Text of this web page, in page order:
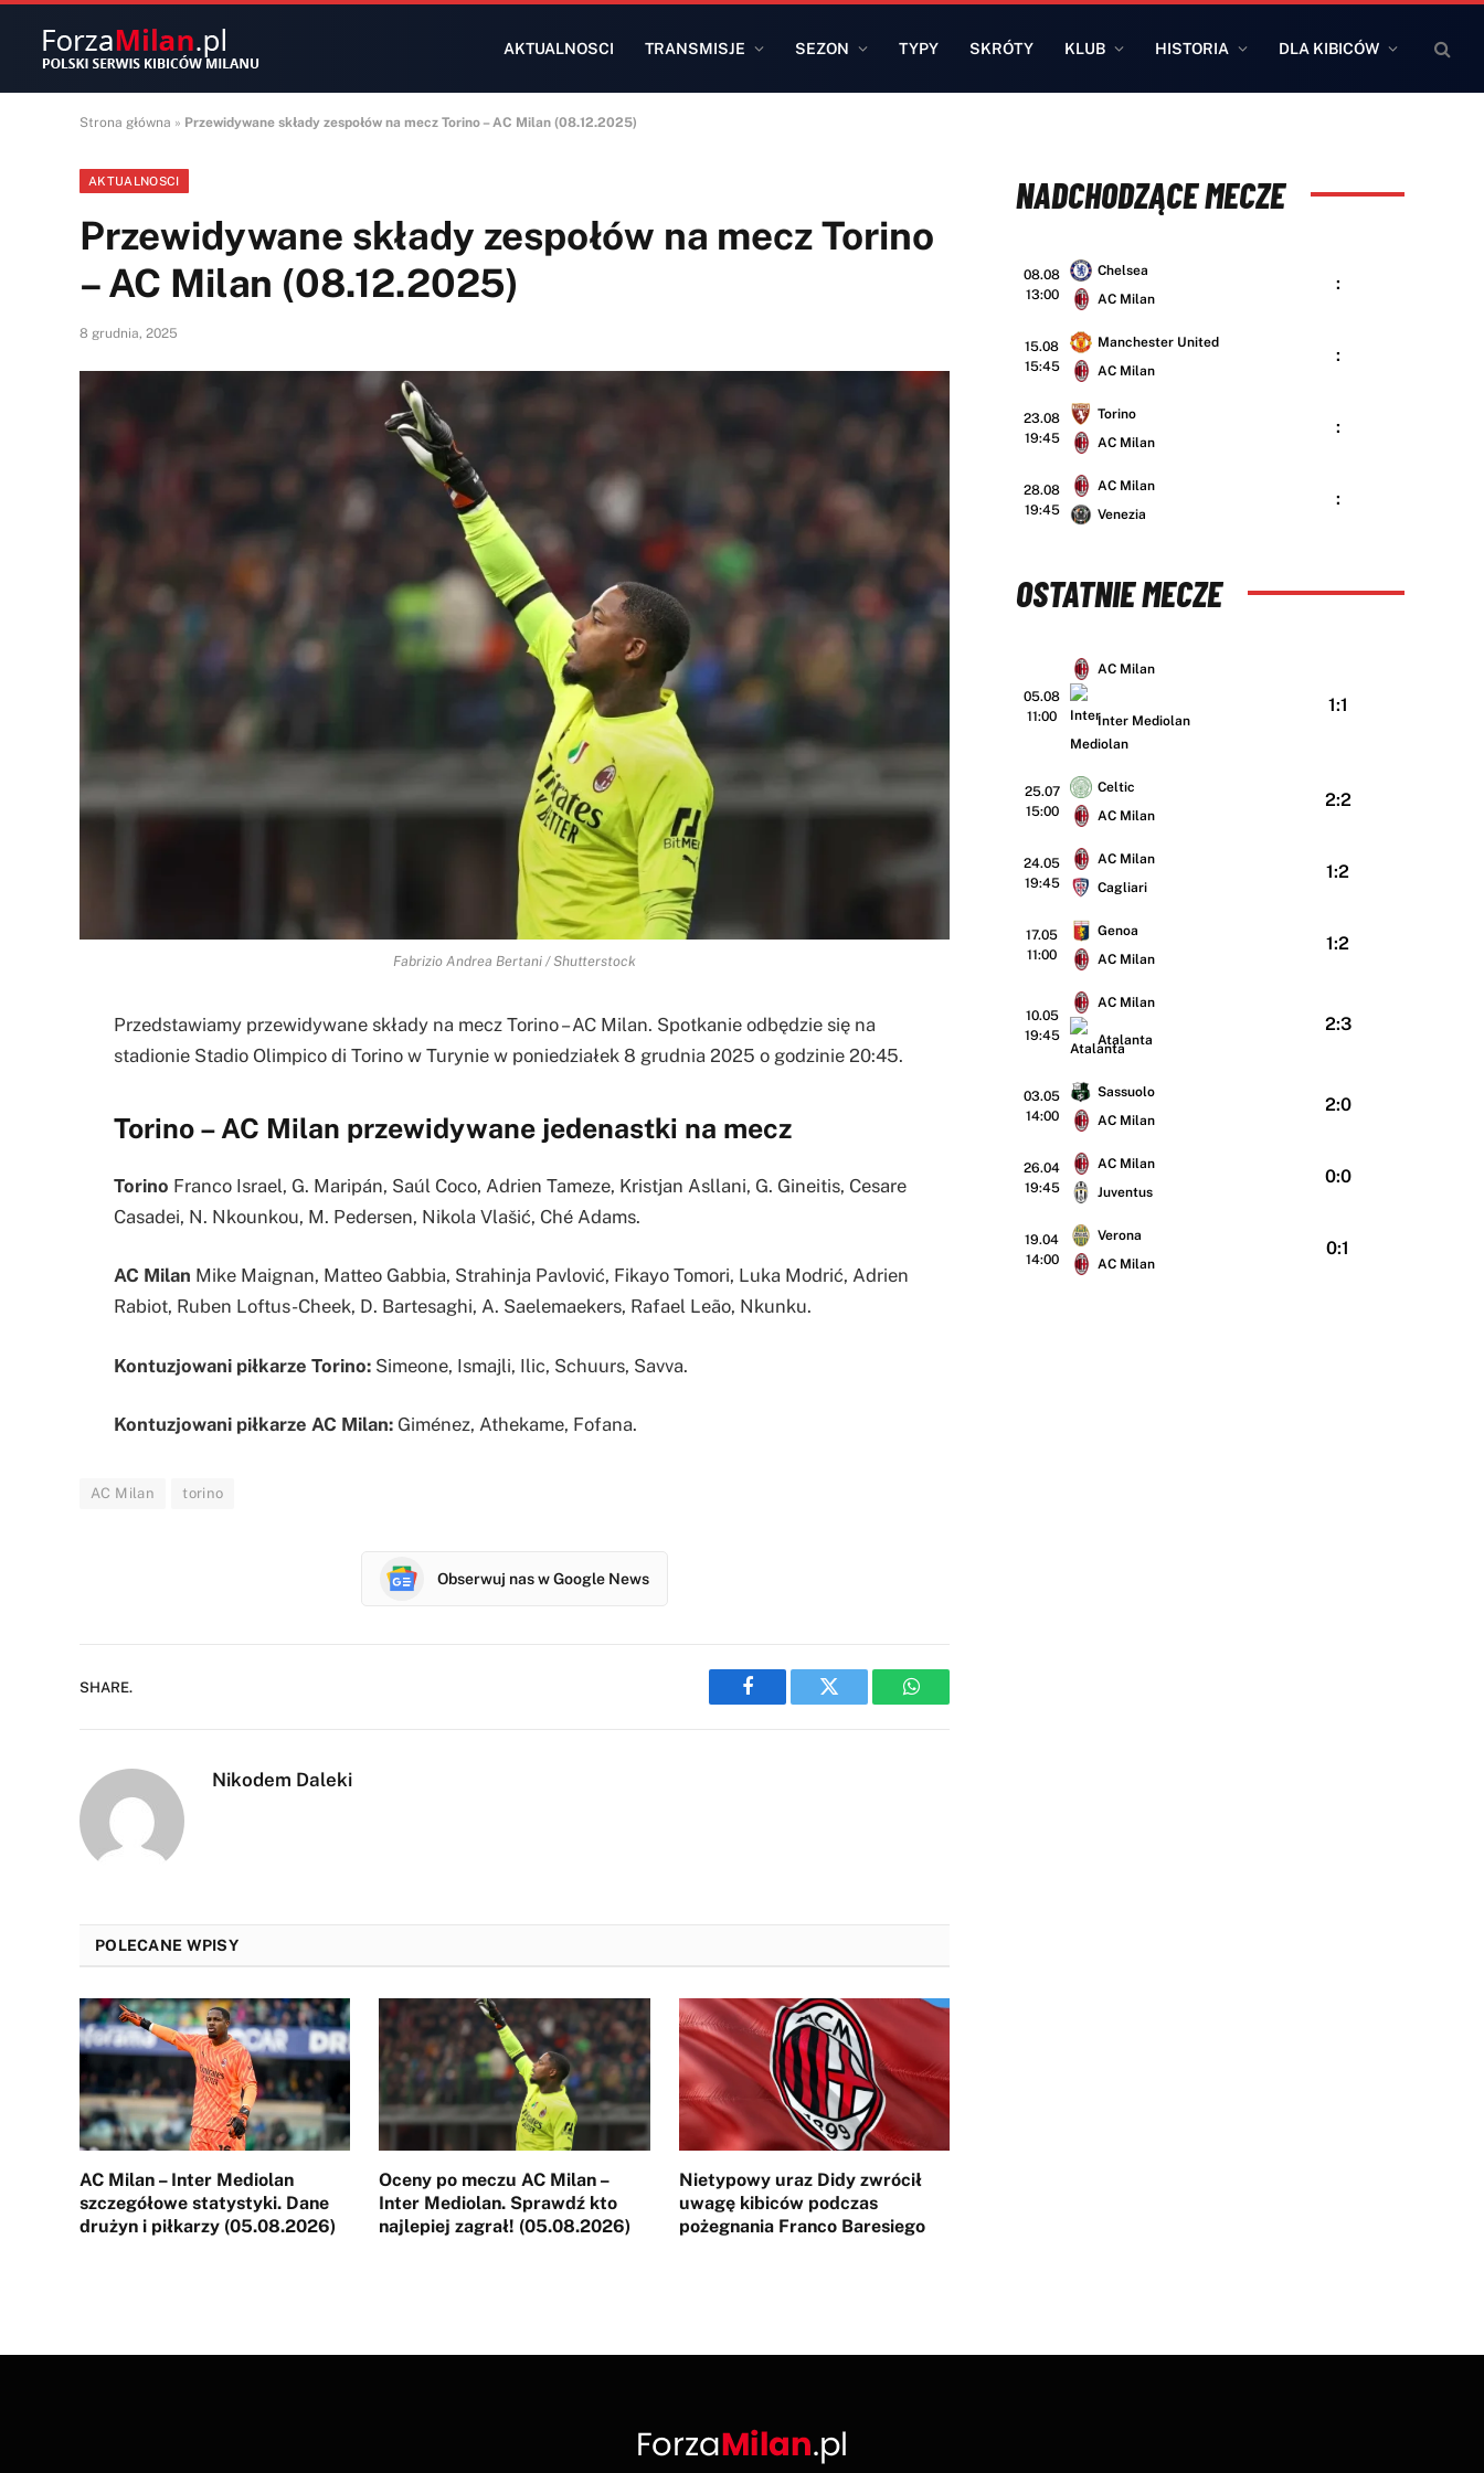
AKTUALNOSCI TRANSMISJE SEZON TYPY SKRÓTY KLUB HISTORIA DLA KIBICÓW
Strona główna » Przewidywane składy zespołów na mecz Torino – AC Milan (08.12.2025)
AKTUALNOSCI
Przewidywane składy zespołów na mecz Torino
– AC Milan (08.12.2025)
8 grudnia, 2025
Fabrizio Andrea Bertani / Shutterstock
Przedstawiamy przewidywane składy na mecz Torino – AC Milan. Spotkanie odbędzie się na
stadionie Stadio Olimpico di Torino w Turynie w poniedziałek 8 grudnia 2025 o godzinie 20:45.
Torino – AC Milan przewidywane jedenastki na mecz
Torino Franco Israel, G. Maripán, Saúl Coco, Adrien Tameze, Kristjan Asllani, G. Gineitis, Cesare
Casadei, N. Nkounkou, M. Pedersen, Nikola Vlašić, Ché Adams.
AC Milan Mike Maignan, Matteo Gabbia, Strahinja Pavlović, Fikayo Tomori, Luka Modrić, Adrien
Rabiot, Ruben Loftus-Cheek, D. Bartesaghi, A. Saelemaekers, Rafael Leão, Nkunku.
Kontuzjowani piłkarze Torino: Simeone, Ismajli, Ilic, Schuurs, Savva.
Kontuzjowani piłkarze AC Milan: Giménez, Athekame, Fofana.
AC Milan torino
Obserwuj nas w Google News
SHARE.
Facebook Twitter WhatsApp
Nikodem Daleki
POLECANE WPISY
AC Milan – Inter Mediolan
szczegółowe statystyki. Dane
drużyn i piłkarzy (05.08.2026)
Oceny po meczu AC Milan –
Inter Mediolan. Sprawdź kto
najlepiej zagrał! (05.08.2026)
Nietypowy uraz Didy zwrócił
uwagę kibiców podczas
pożegnania Franco Baresiego
NADCHODZĄCE MECZE
08.08
13:00
Chelsea
AC Milan
:
15.08
15:45
Manchester United
AC Milan
:
23.08
19:45
Torino
AC Milan
:
28.08
19:45
AC Milan
Venezia
:
OSTATNIE MECZE
05.08
11:00
AC Milan
Inter Mediolan
1:1
25.07
15:00
Celtic
AC Milan
2:2
24.05
19:45
AC Milan
Cagliari
1:2
17.05
11:00
Genoa
AC Milan
1:2
10.05
19:45
AC Milan
Atalanta
2:3
03.05
14:00
Sassuolo
AC Milan
2:0
26.04
19:45
AC Milan
Juventus
0:0
19.04
14:00
Verona
AC Milan
0:1